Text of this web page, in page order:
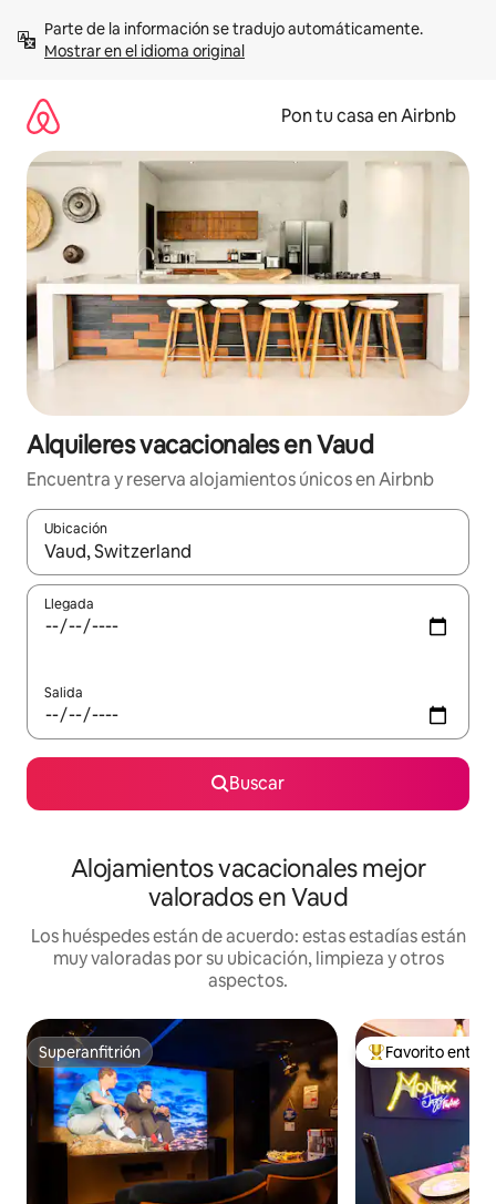
contenidoMostrar en el idioma original
Pon tu casa en Airbnb
Alquileres vacacionales en Vaud
Encuentra y reserva alojamientos únicos en Airbnb
Ubicación
Cuando los resultados estén disponibles, navega con las
Llegada
Salida
Buscar
Alojamientos vacacionales mejor
valorados en Vaud
Los huéspedes están de acuerdo: estas estadías están
muy valoradas por su ubicación, limpieza y otros
aspectos.
Superanfitrión
Superanfitrión Favorito entre
Favorito entre